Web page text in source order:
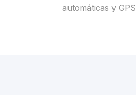
automáticas y